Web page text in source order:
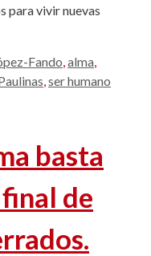
para vivir nuevas
Fando,alma,
,ser humano
basta
de